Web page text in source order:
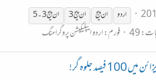
اردو ان پیج ان پیج 3
ان پیج 3۔5
49 فورم:اردو ایپلیکیشن پروگرامنگ
جلوہ گر!